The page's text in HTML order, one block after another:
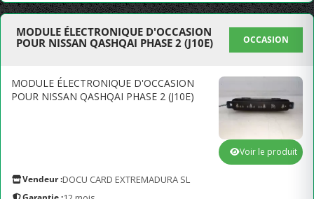
MODULE ÉLECTRONIQUE D'OCCASION
POUR NISSAN QASHQAI PHASE 2 (J10E)
OCCASION
MODULE ÉLECTRONIQUE D'OCCASION
POUR NISSAN QASHQAI PHASE 2 (J10E)
Vendeur :DOCU CARD EXTREMADURA SL
Voir le produit